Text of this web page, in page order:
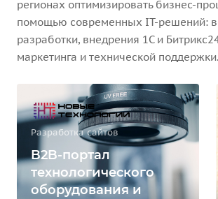
регионах оптимизировать бизнес-
помощью современных IT-решений:
разработки, внедрения 1С и
маркетинга и технической поддержки.
Разработка сайтов
B2B-портал
технологического
оборудования и